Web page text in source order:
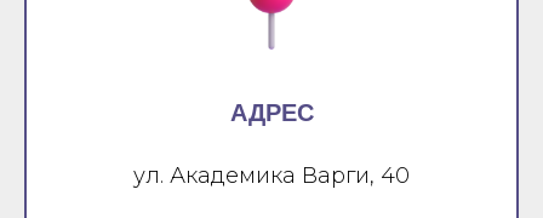
АДРЕС
ул. Академика Варги, 40